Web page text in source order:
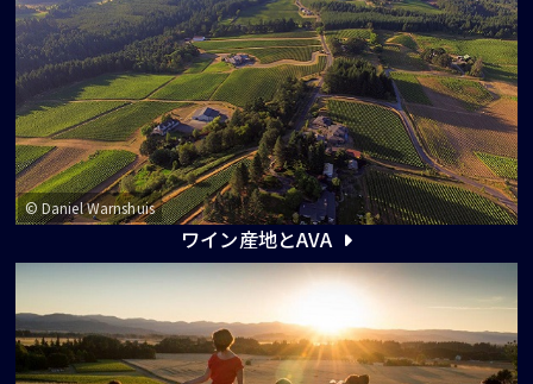
© Daniel Warnshuis
ワイン産地とAVA